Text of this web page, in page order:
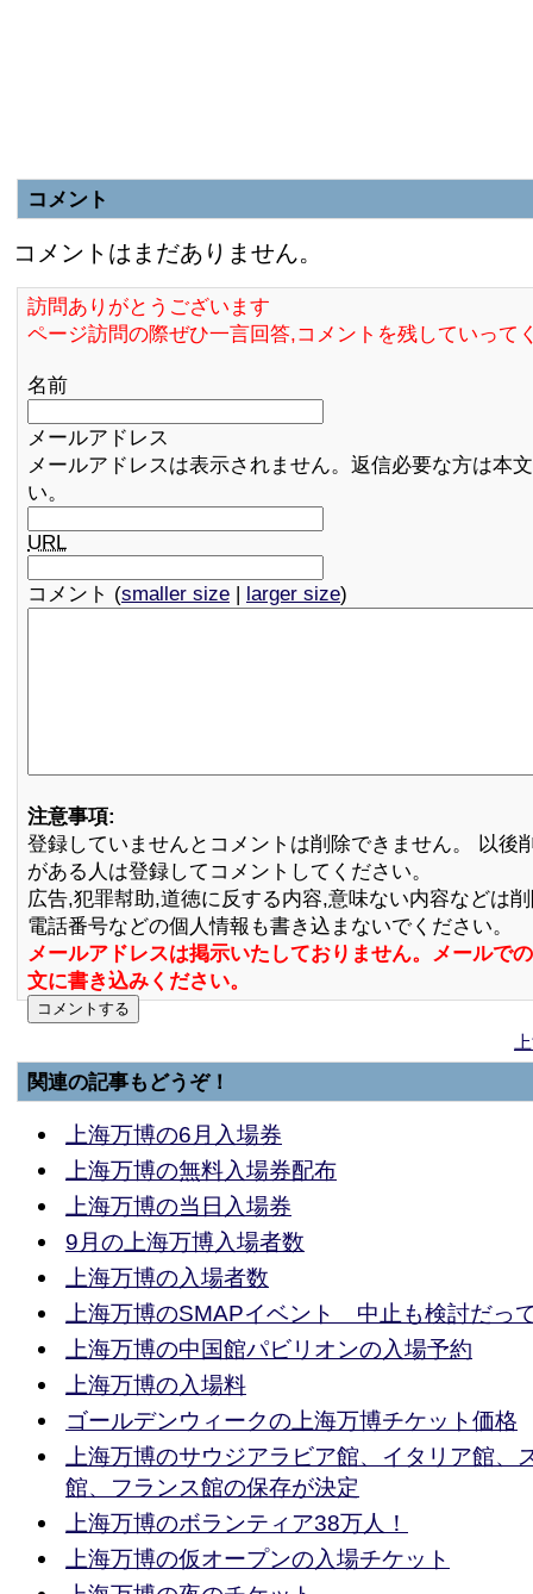
コメント
コメントはまだありません。
訪問ありがとうございます
ページ訪問の際ぜひ一言回答,コメントを残していって
名前
メールアドレス
メールアドレスは表示されません。返信必要な方は本
い。
URL
コメント (smaller size | larger size)
注意事項:
登録していませんとコメントは削除できません。 以後
がある人は登録してコメントしてください。
広告,犯罪幇助,道徳に反する内容,意味ない内容などは
電話番号などの個人情報も書き込まないでください。
メールアドレスは掲示いたしておりません。メールで
文に書き込みください。
関連の記事もどうぞ！
上海万博の6月入場券
上海万博の無料入場券配布
上海万博の当日入場券
9月の上海万博入場者数
上海万博の入場者数
上海万博のSMAPイベント 中止も検討だっ
上海万博の中国館パビリオンの入場予約
上海万博の入場料
ゴールデンウィークの上海万博チケット価格
上海万博のサウジアラビア館、イタリア館、
館、フランス館の保存が決定
上海万博のボランティア38万人！
上海万博の仮オープンの入場チケット